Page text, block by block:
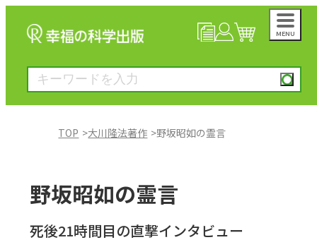
MENU
TOP 大川隆法著作 野坂昭如の霊言
野坂昭如の霊言
死後21時間目の直撃インタビュー